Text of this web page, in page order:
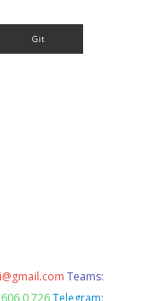
Teams:
0 726 Telegram: